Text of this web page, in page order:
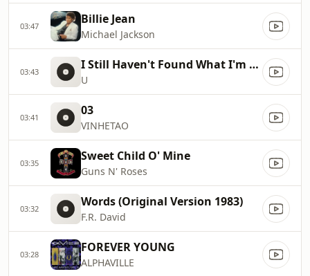
03:47 Billie Jean
Michael Jackson
03:43 I Still Haven't Found What I'm Looking For
U
03:41 03
VINHETAO
03:35 Sweet Child O' Mine
Guns N' Roses
03:32 Words (Original Version 1983)
F.R. David
03:28 FOREVER YOUNG
ALPHAVILLE